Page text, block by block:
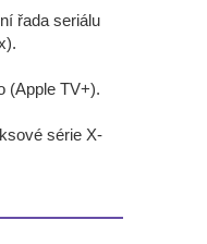
řada seriálu
(Apple TV+).
série X-